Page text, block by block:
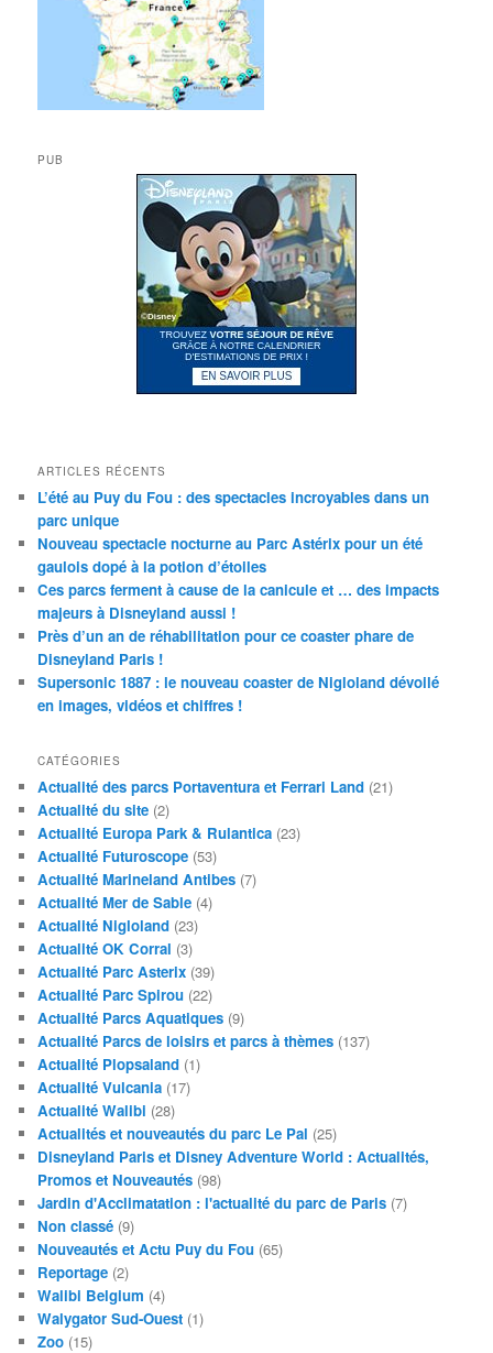
PUB
ARTICLES RÉCENTS
L’été au Puy du Fou : des spectacles incroyables dans un
parc unique
Nouveau spectacle nocturne au Parc Astérix pour un été
gaulois dopé à la potion d’étoiles
Ces parcs ferment à cause de la canicule et … des impacts
majeurs à Disneyland aussi !
Près d’un an de réhabilitation pour ce coaster phare de
Disneyland Paris !
Supersonic 1887 : le nouveau coaster de Nigloland dévoilé
en images, vidéos et chiffres !
CATÉGORIES
Actualité des parcs Portaventura et Ferrari Land (21)
Actualité du site (2)
Actualité Europa Park & Rulantica (23)
Actualité Futuroscope (53)
Actualité Marineland Antibes (7)
Actualité Mer de Sable (4)
Actualité Nigloland (23)
Actualité OK Corral (3)
Actualité Parc Asterix (39)
Actualité Parc Spirou (22)
Actualité Parcs Aquatiques (9)
Actualité Parcs de loisirs et parcs à thèmes (137)
Actualité Plopsaland (1)
Actualité Vulcania (17)
Actualité Walibi (28)
Actualités et nouveautés du parc Le Pal (25)
Disneyland Paris et Disney Adventure World : Actualités,
Promos et Nouveautés (98)
Jardin d'Acclimatation : l'actualité du parc de Paris (7)
Non classé (9)
Nouveautés et Actu Puy du Fou (65)
Reportage (2)
Walibi Belgium (4)
Walygator Sud-Ouest (1)
Zoo (15)